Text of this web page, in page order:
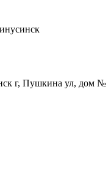
г, Пушкина ул, дом №